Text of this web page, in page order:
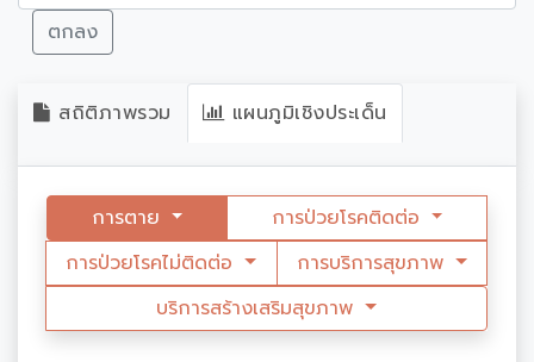
ตกลง
สถิติภาพรวม แผนภูมิเชิงประเด็น
การตาย
การป่วยโรคติดต่อ
การป่วยโรคไม่ติดต่อ
การบริการสุขภาพ
บริการสร้างเสริมสุขภาพ